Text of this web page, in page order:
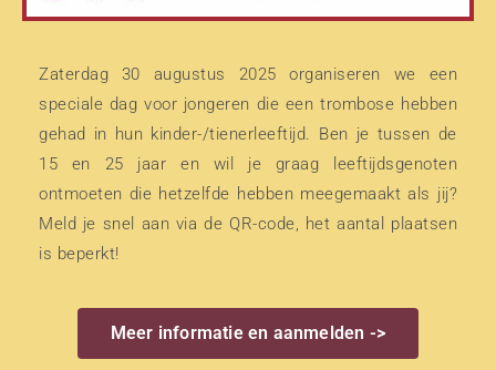
Zaterdag 30 augustus 2025 organiseren we een
speciale dag voor jongeren die een trombose hebben
gehad in hun kinder-/tienerleeftijd. Ben je tussen de
15 en 25 jaar en wil je graag leeftijdsgenoten
ontmoeten die hetzelfde hebben meegemaakt als jij?
Meld je snel aan via de QR-code, het aantal plaatsen
is beperkt!
Meer informatie en aanmelden ->